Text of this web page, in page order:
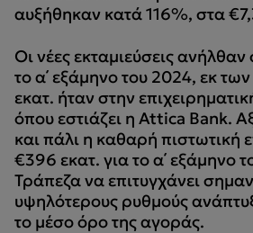
αυξήθηκαν κατά 116%, στα
Οι νέες εκταμιεύσεις
το α΄ εξάμηνο του 2024, εκ
εκατ. ήταν στην
όπου εστιάζει η Attica Bank.
και πάλι η καθαρή πιστωτική
€396 εκατ. για το α΄ εξάμηνο
Τράπεζα να επιτυγχάνει
υψηλότερους ρυθμούς
το μέσο όρο της αγοράς.